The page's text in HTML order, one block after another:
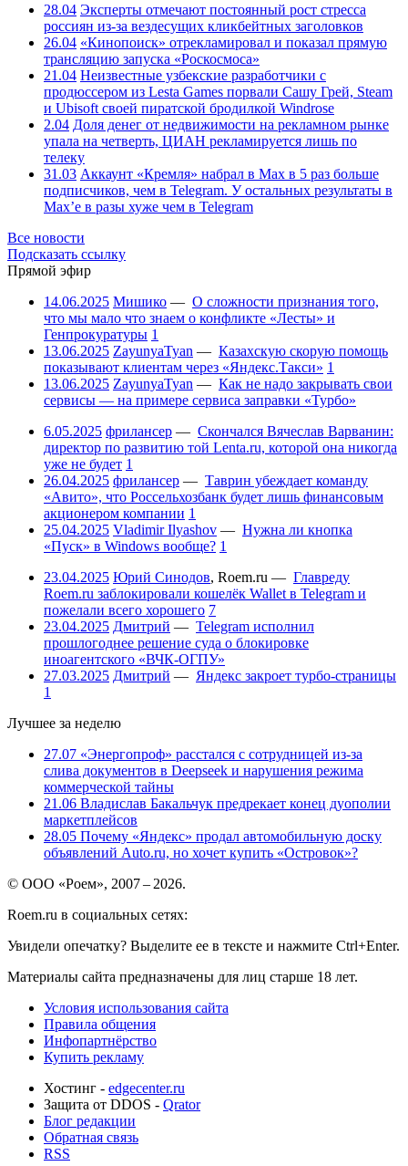
28.04 Эксперты отмечают постоянный рост стресса
россиян из-за вездесущих кликбейтных заголовков
26.04 «Кинопоиск» отрекламировал и показал прямую
трансляцию запуска «Роскосмоса»
21.04 Неизвестные узбекские разработчики с
продюссером из Lesta Games порвали Сашу Грей, Steam
и Ubisoft своей пиратской бродилкой Windrose
2.04 Доля денег от недвижимости на рекламном рынке
упала на четверть, ЦИАН рекламируется лишь по
телеку
31.03 Аккаунт «Кремля» набрал в Max в 5 раз больше
подписчиков, чем в Telegram. У остальных результаты в
Max’е в разы хуже чем в Telegram
Все новости
Подсказать ссылку
Прямой эфир
14.06.2025 Мишико — О сложности признания того,
что мы мало что знаем о конфликте «Лесты» и
Генпрокуратуры 1
13.06.2025 ZayunyaTyan — Казахскую скорую помощь
показывают клиентам через «Яндекс.Такси» 1
13.06.2025 ZayunyaTyan — Как не надо закрывать свои
сервисы — на примере сервиса заправки «Турбо»
6.05.2025 фрилансер — Скончался Вячеслав Варванин:
директор по развитию той Lenta.ru, которой она никогда
уже не будет 1
26.04.2025 фрилансер — Таврин убеждает команду
«Авито», что Россельхозбанк будет лишь финансовым
акционером компании 1
25.04.2025 Vladimir Ilyashov — Нужна ли кнопка
«Пуск» в Windows вообще? 1
23.04.2025 Юрий Синодов, Roem.ru — Главреду
Roem.ru заблокировали кошелёк Wallet в Telegram и
пожелали всего хорошего 7
23.04.2025 Дмитрий — Telegram исполнил
прошлогоднее решение суда о блокировке
иноагентского «ВЧК-ОГПУ»
27.03.2025 Дмитрий — Яндекс закроет турбо-страницы
1
Лучшее за неделю
27.07 «Энергопроф» расстался с сотрудницей из-за
слива документов в Deepseek и нарушения режима
коммерческой тайны
21.06 Владислав Бакальчук предрекает конец дуополии
маркетплейсов
28.05 Почему «Яндекс» продал автомобильную доску
объявлений Auto.ru, но хочет купить «Островок»?
© ООО «Роем», 2007 – 2026.
Roem.ru в социальных сетях:
Увидели опечатку? Выделите ее в тексте и нажмите Ctrl+Enter.
Материалы сайта предназначены для лиц старше 18 лет.
Условия использования сайта
Правила общения
Инфопартнёрство
Купить рекламу
Хостинг - edgecenter.ru
Защита от DDOS - Qrator
Блог редакции
Обратная связь
RSS